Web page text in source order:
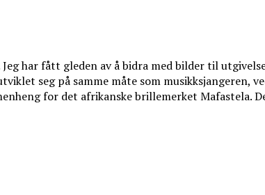
har fått gleden av å bidra med bilder til
seg på samme måte som musikksjangeren,
for det afrikanske brillemerket Mafastela.